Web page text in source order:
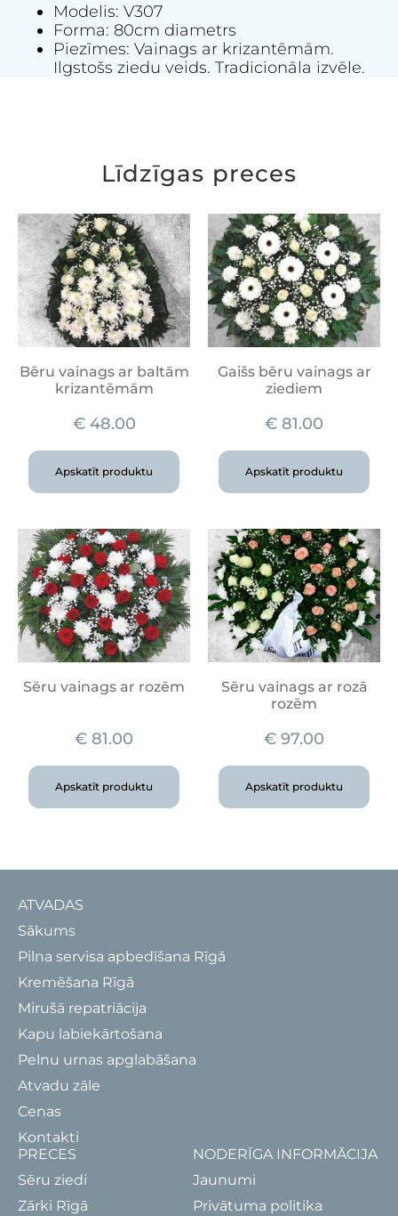
Modelis: V307
Forma: 80cm diametrs
Piezīmes: Vainags ar krizantēmām.
Ilgstošs ziedu veids. Tradicionāla izvēle.
Līdzīgas preces
Bēru vainags ar baltām
krizantēmām
€48.00
Apskatīt produktu
Gaišs bēru vainags ar
ziediem
€ 81.00
Apskatīt produktu
Sēru vainags ar rozēm
€ 81.00
Apskatīt produktu
Sēru vainags ar rozā
rozēm
€ 97.00
Apskatīt produktu
ATVADAS
Sākums
Pilna servisa apbedīšana Rīgā
Kremēšana Rīgā
Mirušā repatriācija
Kapu labiekārtošana
Pelnu urnas apglabāšana
Atvadu zāle
Cenas
Kontakti
PRECES
Sēru ziedi
Zārki Rīgā
NODERĪGA INFORMĀCIJA
Jaunumi
Privātuma politika